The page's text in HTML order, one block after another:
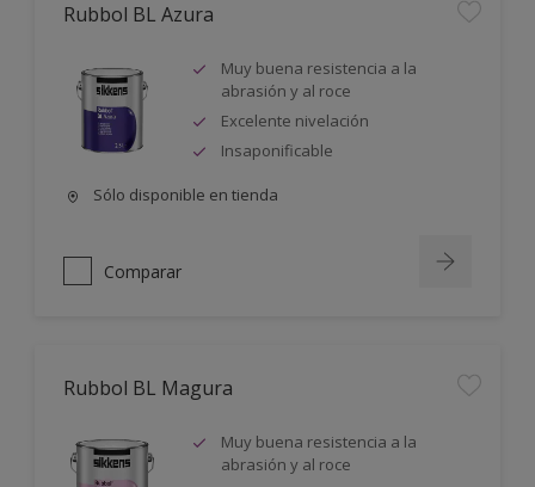
Rubbol BL Azura
Muy buena resistencia a la
abrasión y al roce
Excelente nivelación
Insaponificable
Sólo disponible en tienda
Comparar
Rubbol BL Magura
Muy buena resistencia a la
abrasión y al roce